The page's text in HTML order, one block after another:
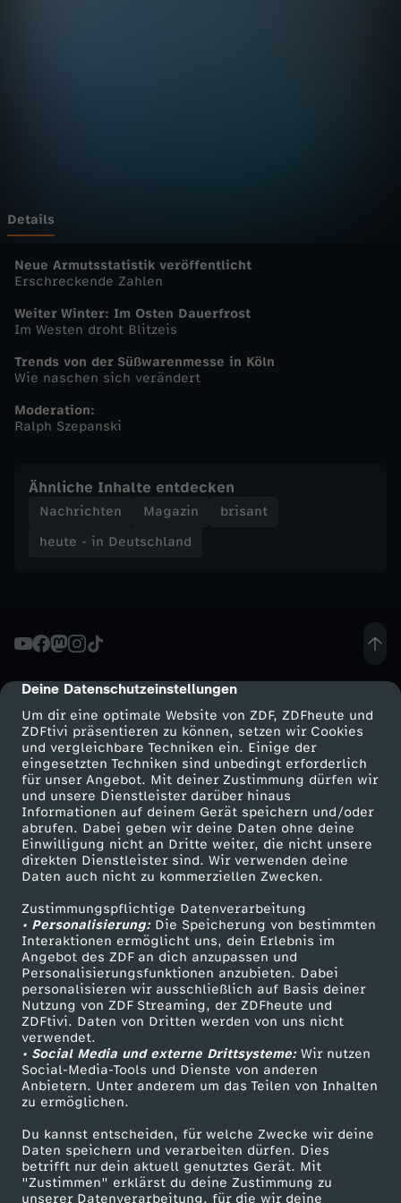
cmp-dialog-description
Deine Datenschutzeinstellungen
Um dir eine optimale Website von ZDF, ZDFheute und
ZDFtivi präsentieren zu können, setzen wir Cookies
und vergleichbare Techniken ein. Einige der
eingesetzten Techniken sind unbedingt erforderlich
für unser Angebot. Mit deiner Zustimmung dürfen wir
und unsere Dienstleister darüber hinaus
Informationen auf deinem Gerät speichern und/oder
abrufen. Dabei geben wir deine Daten ohne deine
Einwilligung nicht an Dritte weiter, die nicht unsere
direkten Dienstleister sind. Wir verwenden deine
Daten auch nicht zu kommerziellen Zwecken.
Zustimmungspflichtige Datenverarbeitung
• Personalisierung:Die Speicherung von bestimmten
Interaktionen ermöglicht uns, dein Erlebnis im
Angebot des ZDF an dich anzupassen und
Personalisierungsfunktionen anzubieten. Dabei
personalisieren wir ausschließlich auf Basis deiner
Nutzung von ZDF Streaming, der ZDFheute und
ZDFtivi. Daten von Dritten werden von uns nicht
verwendet.
• Social Media und externe Drittsysteme:Wir nutzen
Social-Media-Tools und Dienste von anderen
Anbietern. Unter anderem um das Teilen von Inhalten
zu ermöglichen.
Du kannst entscheiden, für welche Zwecke wir deine
Daten speichern und verarbeiten dürfen. Dies
betrifft nur dein aktuell genutztes Gerät. Mit
"Zustimmen" erklärst du deine Zustimmung zu
unserer Datenverarbeitung, für die wir deine
s
c
h
l
n
d
-
u
t
e
-
i
n
D
e
u
t
s
c
h
Details
Neue Armutsstatistik veröffentlicht
Erschreckende Zahlen
Weiter Winter: Im Osten Dauerfrost
Im Westen droht Blitzeis
Trends von der Süßwarenmesse in Köln
Wie naschen sich verändert
Moderation:
Ralph Szepanski
Ähnliche Inhalte entdecken
Nachrichten Magazin
brisant
heute - in Deutschland
Mehr ZDF
ZDF-Apps
Smart TV
ZDFtext
Livestreams
Sendungen A-Z
TV-Programm
Service
ZDFmitreden
Kontakt zum ZDF
Tickets
Zuschauerservice
Hilfe
ZDF Unternehmen
Karriere
ZDF goes Schule
Werbefernsehen